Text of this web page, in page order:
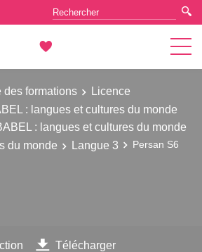
des formations
Licence
: langues et cultures du monde
: langues et cultures du monde
du monde
Langue 3 Persan S6
Télécharger